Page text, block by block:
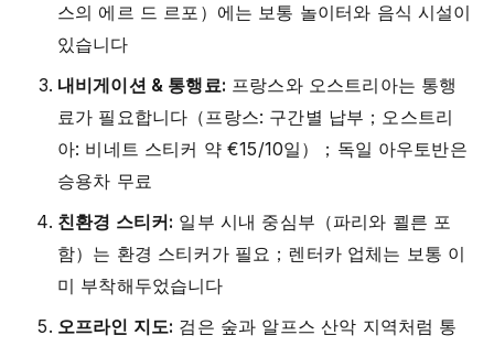
스의 에르 드 르포）에는 보통 놀이터와 음식 시설이
있습니다
내비게이션 & 통행료: 프랑스와 오스트리아는 통행
료가 필요합니다（프랑스: 구간별 납부；오스트리
아: 비네트 스티커 약 €15/10일）；독일 아우토반은
승용차 무료
친환경 스티커: 일부 시내 중심부（파리와 쾰른 포
함）는 환경 스티커가 필요；렌터카 업체는 보통 이
미 부착해두었습니다
오프라인 지도: 검은 숲과 알프스 산악 지역처럼 통